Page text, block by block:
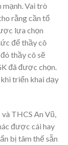
mạnh. Vai trò
rằng cần tổ
lựa chọn
để thầy cô
thầy cô sẽ
đã được chọn.
triển khai dạy
THCS An Vũ,
được cái hay
bị tâm thế sẵn